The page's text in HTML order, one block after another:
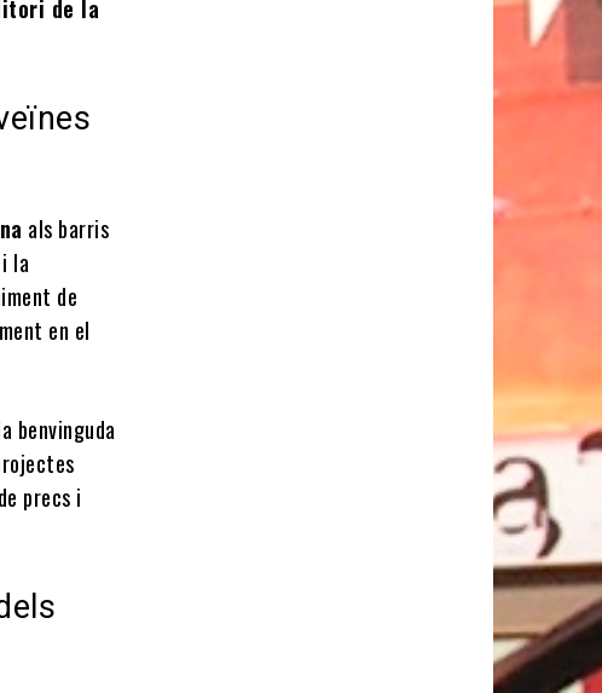
de la
als barris
la
de
en el
benvinguda
precs i